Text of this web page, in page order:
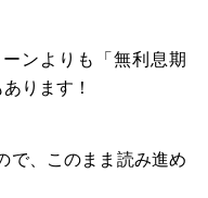
ンよりも「無利息期
ります！
で、このまま読み進め